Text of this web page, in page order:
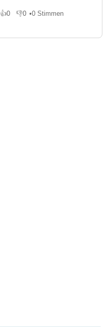
👍0
Gefällt mir
👎0
Gefällt mir nicht
•0 Stimmen